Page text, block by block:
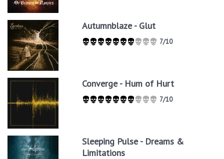
Autumnblaze - Glut
7/10
Converge - Hum of Hurt
7/10
Sleeping Pulse - Dreams &
Limitations